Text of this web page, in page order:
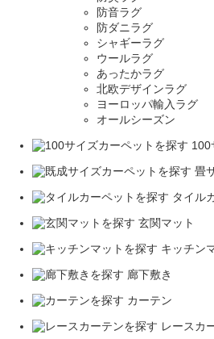
防音ラグ
防ダニラグ
シャギーラグ
ウールラグ
あったかラグ
北欧デザインラグ
ヨーロッパ輸入ラグ
オールシーズン
100
畳
タイル
玄関マット
キッチン
廊下敷き
カーテン
レースカ